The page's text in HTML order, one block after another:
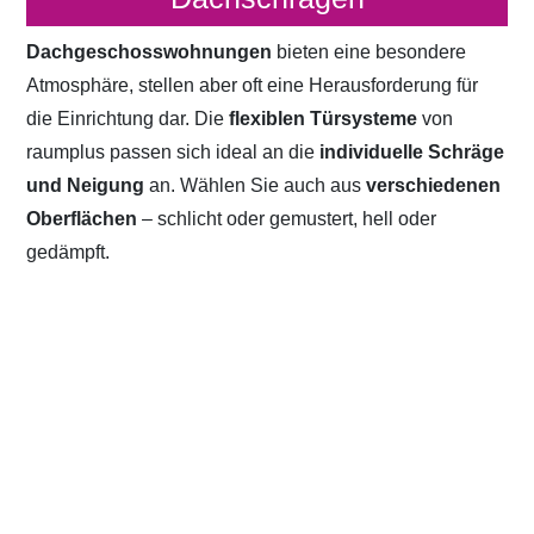
Dachgeschosswohnungen bieten eine besondere
Atmosphäre, stellen aber oft eine Herausforderung für
die Einrichtung dar. Dieflexiblen Türsystemevon
raumplus passen sich ideal an die individuelle Schräge
und Neigung an. Wählen Sie auch ausverschiedenen
Oberflächen – schlicht oder gemustert, hell oder
gedämpft.